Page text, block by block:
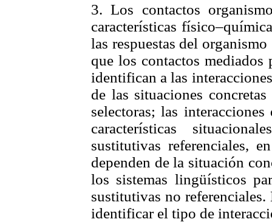
3. Los contactos
características
las respuestas del
que los contactos
identifican a las
de las situaciones
selectoras; las
características
sustitutivas referenciales,
dependen de la situación
los sistemas lingüísticos
sustitutivas no
identificar el tipo de